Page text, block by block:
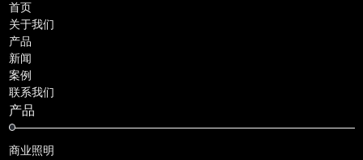
首页
关于我们
产品
新闻
案例
联系我们
产品
商业照明